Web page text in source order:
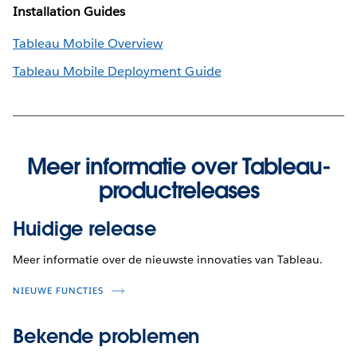
Installation Guides
Tableau Mobile Overview
Tableau Mobile Deployment Guide
Meer informatie over Tableau-
productreleases
Huidige release
Meer informatie over de nieuwste innovaties van Tableau.
NIEUWE FUNCTIES
Bekende problemen